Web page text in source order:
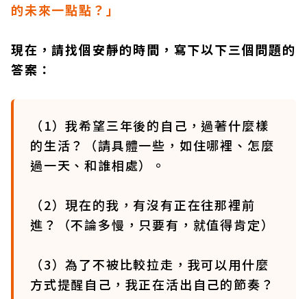
的未來一點點？」
現在，請找個安靜的時間，寫下以下三個問題的
答案：
（1）我希望三年後的自己，過著什麼樣
的生活？（請具體一些，如住哪裡、怎麼
過一天、和誰相處）。
（2）現在的我，有沒有正在往那裡前
進？（不論多慢，只要有，就值得肯定）
（3）為了不被比較拉走，我可以用什麼
方式提醒自己，我正在活出自己的節奏？